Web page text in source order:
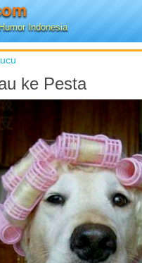
Indonesia
ke Pesta